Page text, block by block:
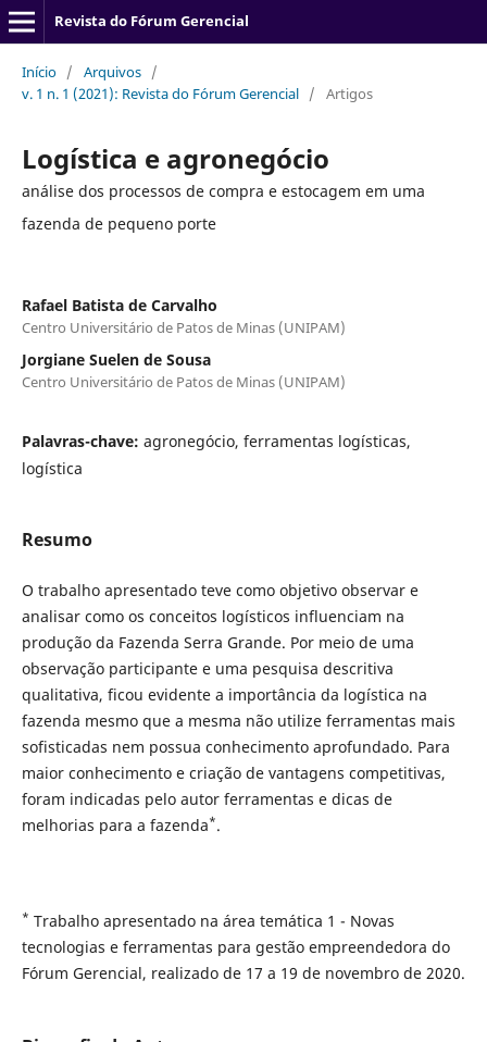
Revista do Fórum Gerencial
Início / Arquivos /
v. 1 n. 1 (2021): Revista do Fórum Gerencial / Artigos
Logística e agronegócio
análise dos processos de compra e estocagem em uma
fazenda de pequeno porte
Rafael Batista de Carvalho
Centro Universitário de Patos de Minas (UNIPAM)
Jorgiane Suelen de Sousa
Centro Universitário de Patos de Minas (UNIPAM)
Palavras-chave: agronegócio, ferramentas logísticas,
logística
Resumo
O trabalho apresentado teve como objetivo observar e
analisar como os conceitos logísticos influenciam na
produção da Fazenda Serra Grande. Por meio de uma
observação participante e uma pesquisa descritiva
qualitativa, ficou evidente a importância da logística na
fazenda mesmo que a mesma não utilize ferramentas mais
sofisticadas nem possua conhecimento aprofundado. Para
maior conhecimento e criação de vantagens competitivas,
foram indicadas pelo autor ferramentas e dicas de
melhorias para a fazenda*.
* Trabalho apresentado na área temática 1 - Novas
tecnologias e ferramentas para gestão empreendedora do
Fórum Gerencial, realizado de 17 a 19 de novembro de 2020.